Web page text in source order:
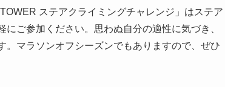
ステアクライミングチャレンジ」はステア
ご参加ください。思わぬ自分の適性に気づき、
マラソンオフシーズンでもありますので、ぜひ